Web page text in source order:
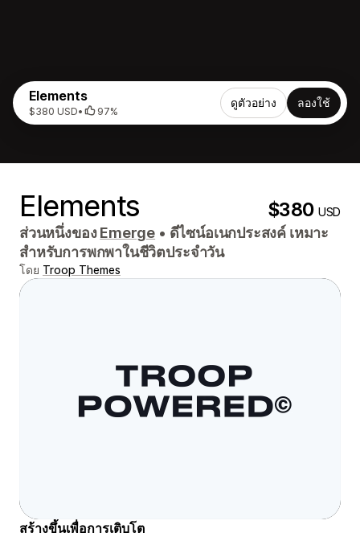
Elements
$380 USD• 97%
ดูตัวอย่าง ลองใช้
Elements $380USD
ส่วนหนึ่งของEmerge • ดีไซน์อเนกประสงค์ เหมาะ
สำหรับการพกพาในชีวิตประจำวัน
โดย Troop Themes
สร้างขึ้นเพื่อการเติบโต